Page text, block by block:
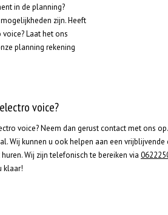
in de planning?
zijn. Heeft
Laat het ons
planning rekening
voice?
voice? Neem dan gerust contact met ons
Wij kunnen u ook helpen aan een
Wij zijn telefonisch te bereiken via
klaar!